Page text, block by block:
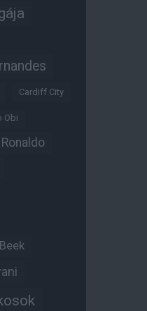
Cardiff City
Obi